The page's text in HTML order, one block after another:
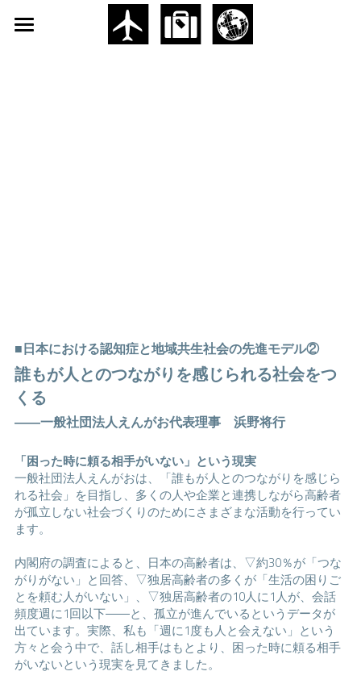
POWERED BY
■日本における認知症と地域共生社会の先進モデル②
誰もが人とのつながりを感じられる社会をつ
くる
――一般社団法人えんがお代表理事　浜野将行
「困った時に頼る相手がいない」という現実
一般社団法人えんがおは、「誰もが人とのつながりを感じら
れる社会」を目指し、多くの人や企業と連携しながら高齢者
が孤立しない社会づくりのためにさまざまな活動を行ってい
ます。
内閣府の調査によると、日本の高齢者は、▽約30％が「つな
がりがない」と回答、▽独居高齢者の多くが「生活の困りご
とを頼む人がいない」、▽独居高齢者の10人に1人が、会話
頻度週に1回以下――と、孤立が進んでいるというデータが
出ています。実際、私も「週に1度も人と会えない」という
方々と会う中で、話し相手はもとより、困った時に頼る相手
がいないという現実を見てきました。
ブログカテゴリー